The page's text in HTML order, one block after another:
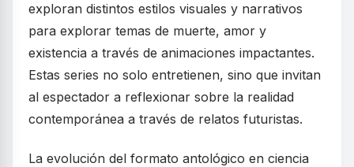
exploran distintos estilos visuales y narrativos
para explorar temas de muerte, amor y
existencia a través de animaciones impactantes.
Estas series no solo entretienen, sino que invitan
al espectador a reflexionar sobre la realidad
contemporánea a través de relatos futuristas.
La evolución del formato antológico en ciencia